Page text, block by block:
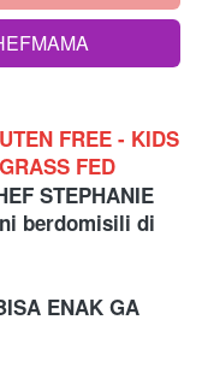
FREE - KIDS
FED
STEPHANIE
berdomisili di
ENAK GA